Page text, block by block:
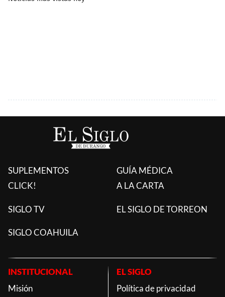
SUPLEMENTOS
CLICK!
GUÍA MÉDICA
A LA CARTA
SIGLO TV EL SIGLO DE TORREON
SIGLO COAHUILA
INSTITUCIONAL
Misión
EL SIGLO
Política de privacidad